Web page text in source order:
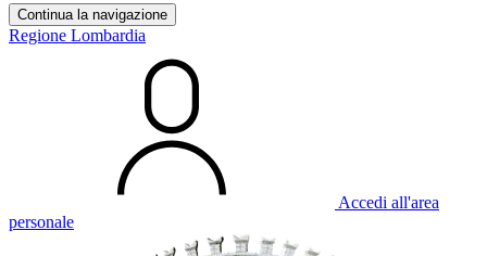
Continua la navigazione
Regione Lombardia
Accedi all'area
personale